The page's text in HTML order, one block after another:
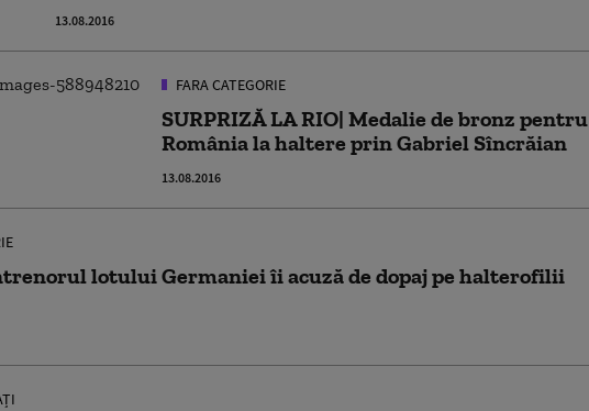
13.08.2016
FARA CATEGORIE
SURPRIZĂ LA RIO| Medalie de bronz pentru
România la haltere prin Gabriel Sîncrăian
13.08.2016
lotului Germaniei îi acuză de dopaj pe halterofilii